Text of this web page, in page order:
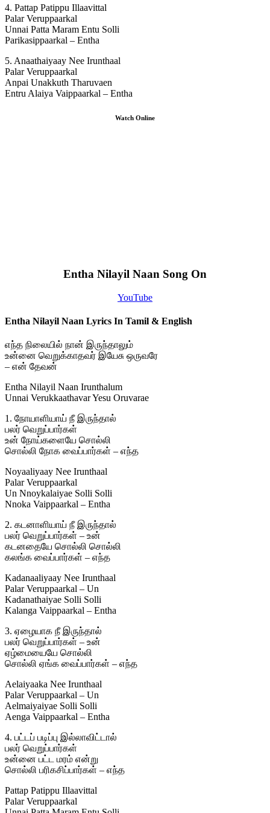
4. Pattap Patippu Illaavittal
Palar Veruppaarkal
Unnai Patta Maram Entu Solli
Parikasippaarkal – Entha
5. Anaathaiyaay Nee Irunthaal
Palar Veruppaarkal
Anpai Unakkuth Tharuvaen
Entru Alaiya Vaippaarkal – Entha
Watch Online
Entha Nilayil Naan Song On
YouTube
Entha Nilayil Naan Lyrics In Tamil & English
எந்த நிலையில் நான் இருந்தாலும்
உன்னை வெறுக்காதவர் இயேசு ஒருவரே
– என் தேவன்
Entha Nilayil Naan Irunthalum
Unnai Verukkaathavar Yesu Oruvarae
1. நோயாளியாய் நீ இருந்தால்
பலர் வெறுப்பார்கள்
உன் நோய்களையே சொல்லி
சொல்லி நோக வைப்பார்கள் – எந்த
Noyaaliyaay Nee Irunthaal
Palar Veruppaarkal
Un Nnoykalaiyae Solli Solli
Nnoka Vaippaarkal – Entha
2. கடனாளியாய் நீ இருந்தால்
பலர் வெறுப்பார்கள் – உன்
கடனதையே சொல்லி சொல்லி
கலங்க வைப்பார்கள் – எந்த
Kadanaaliyaay Nee Irunthaal
Palar Veruppaarkal – Un
Kadanathaiyae Solli Solli
Kalanga Vaippaarkal – Entha
3. ஏழையாக நீ இருந்தால்
பலர் வெறுப்பார்கள் – உன்
ஏழ்மையையே சொல்லி
சொல்லி ஏங்க வைப்பார்கள் – எந்த
Aelaiyaaka Nee Irunthaal
Palar Veruppaarkal – Un
Aelmaiyaiyae Solli Solli
Aenga Vaippaarkal – Entha
4. பட்டப் படிப்பு இல்லாவிட்டால்
பலர் வெறுப்பார்கள்
உன்னை பட்ட மரம் என்று
சொல்லி பரிகசிப்பார்கள் – எந்த
Pattap Patippu Illaavittal
Palar Veruppaarkal